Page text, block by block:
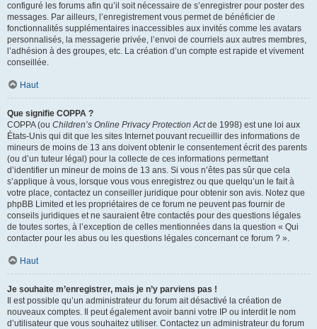
configuré les forums afin qu’il soit nécessaire de s’enregistrer pour poster des
messages. Par ailleurs, l’enregistrement vous permet de bénéficier de
fonctionnalités supplémentaires inaccessibles aux invités comme les avatars
personnalisés, la messagerie privée, l’envoi de courriels aux autres membres,
l’adhésion à des groupes, etc. La création d’un compte est rapide et vivement
conseillée.
Haut
Que signifie COPPA ?
COPPA (ou Children’s Online Privacy Protection Actde 1998) est une loi aux
États-Unis qui dit que les sites Internet pouvant recueillir des informations de
mineurs de moins de 13 ans doivent obtenir le consentement écrit des parents
(ou d’un tuteur légal) pour la collecte de ces informations permettant
d’identifier un mineur de moins de 13 ans. Si vous n’êtes pas sûr que cela
s’applique à vous, lorsque vous vous enregistrez ou que quelqu’un le fait à
votre place, contactez un conseiller juridique pour obtenir son avis. Notez que
phpBB Limited et les propriétaires de ce forum ne peuvent pas fournir de
conseils juridiques et ne sauraient être contactés pour des questions légales
de toutes sortes, à l’exception de celles mentionnées dans la question « Qui
contacter pour les abus ou les questions légales concernant ce forum ? ».
Haut
Je souhaite m’enregistrer, mais je n’y parviens pas !
Il est possible qu’un administrateur du forum ait désactivé la création de
nouveaux comptes. Il peut également avoir banni votre IP ou interdit le nom
d’utilisateur que vous souhaitez utiliser. Contactez un administrateur du forum